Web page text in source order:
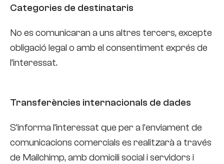
Categories de destinataris
No es comunicaran a uns altres tercers, excepte
obligació legal o amb el consentiment exprés de
l’interessat.
Transferències internacionals de dades
S’informa l’interessat que per a l’enviament de
comunicacions comercials es realitzarà a través
de Mailchimp, amb domicili social i servidors i